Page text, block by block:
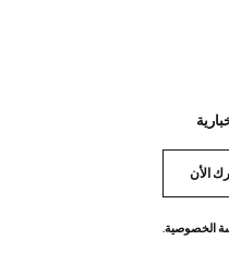
الأن
الخصوصية.